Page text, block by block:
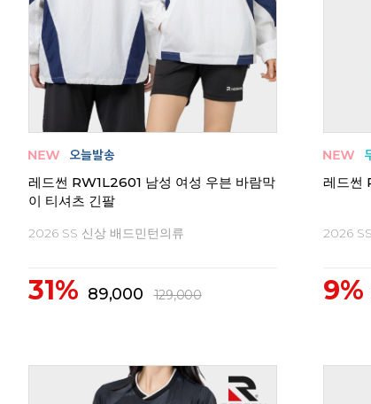
레드썬 RW1L2601 남성 여성 우븐 바람막
이 티셔츠 긴팔
2026 SS 신상 배드민턴의류
31% 89,000 129,000
레드썬
2026
9%